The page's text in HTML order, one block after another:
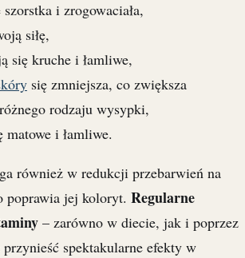
i zrogowaciała,
siłę,
się kruche i łamliwe,
się zmniejsza, co zwiększa
rodzaju wysypki,
matowe i łamliwe.
również w redukcji przebarwień na
poprawia jej koloryt. Regularne
– zarówno w diecie, jak i poprzez
spektakularne efekty w